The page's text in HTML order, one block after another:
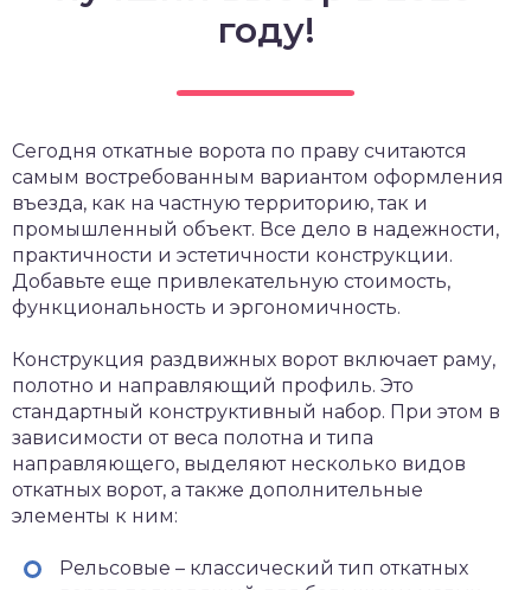
году!
Сегодня откатные ворота по праву считаются
самым востребованным вариантом оформления
въезда, как на частную территорию, так и
промышленный объект. Все дело в надежности,
практичности и эстетичности конструкции.
Добавьте еще привлекательную стоимость,
функциональность и эргономичность.
Конструкция раздвижных ворот включает раму,
полотно и направляющий профиль. Это
стандартный конструктивный набор. При этом в
зависимости от веса полотна и типа
направляющего, выделяют несколько видов
откатных ворот, а также дополнительные
элементы к ним:
Рельсовые – классический тип откатных